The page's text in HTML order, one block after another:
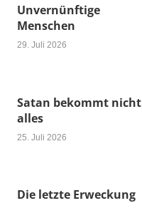
Unvernünftige
Menschen
29. Juli 2026
Satan bekommt nicht
alles
25. Juli 2026
Die letzte Erweckung